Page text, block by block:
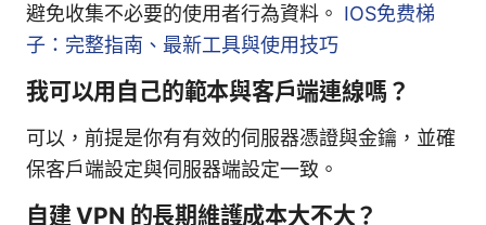
避免收集不必要的使用者行為資料。 IOS免费梯
子：完整指南、最新工具與使用技巧
我可以用自己的範本與客戶端連線嗎？
可以，前提是你有有效的伺服器憑證與金鑰，並確
保客戶端設定與伺服器端設定一致。
自建 VPN 的長期維護成本大不大？